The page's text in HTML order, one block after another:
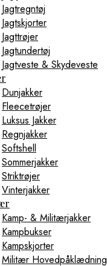
Jagtregntøj
Jagtskjorter
Jagttrøjer
Jagtundertøj
Jagtveste & Skydeveste
Dunjakker
Fleecetrøjer
Luksus Jakker
Regnjakker
Softshell
Sommerjakker
Striktrøjer
Vinterjakker
Kamp- & Militærjakker
Kampbukser
Kampskjorter
Militær Hovedpåklædning